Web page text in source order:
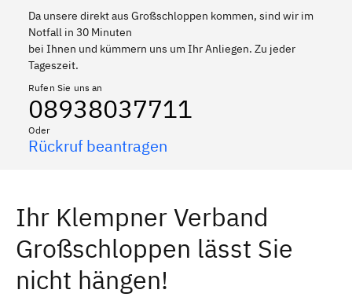
Da unsere direkt aus Großschloppen kommen, sind wir im
Notfall in 30 Minuten
bei Ihnen und kümmern uns um Ihr Anliegen. Zu jeder
Tageszeit.
Rufen Sie uns an
08938037711
Oder
Rückruf beantragen
Ihr Klempner Verband
Großschloppen lässt Sie
nicht hängen!